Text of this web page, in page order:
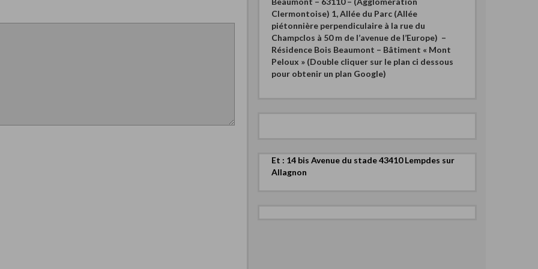
Clermontoise) 1, Allée du Parc (Allée
piétonnière perpendiculaire à la rue du
Champclos à 50 m de l’avenue de l’Europe) –
Résidence Bois Beaumont – Bâtiment « Mont
Peloux » (Double cliquer sur le plan ci dessous
pour obtenir un plan Google)
Et : 14 bis Avenue du stade 43410 Lempdes sur
Allagnon